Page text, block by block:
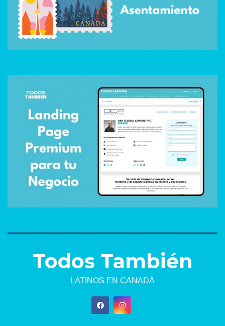
Todos También
LATINOS EN CANADÁ